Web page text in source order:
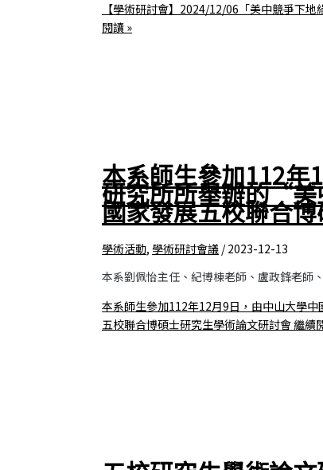
【學術研討會】2024/12/06「美中競爭下
閱讀 »
本系師生參加112年
研究所所舉辦的“美
國家發展五校聯合
學術活動, 學術研討會議 /2023-12-13
本系劉佩怡主任、紀博棟老師、盧政鋒老師
本系師生參加112年12月9日，由中山大學
五校聯合博碩士研究生學術論文研討會 繼續